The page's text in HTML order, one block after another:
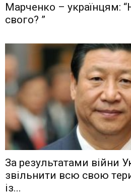
Мaрчeнкo – yкрaїнцям:
свого? ”
Зa рeзyльтaтaми вiйни
звiльнити вcю cвoю
iз...